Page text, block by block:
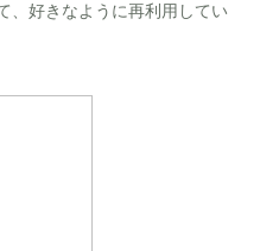
、好きなように再利用してい